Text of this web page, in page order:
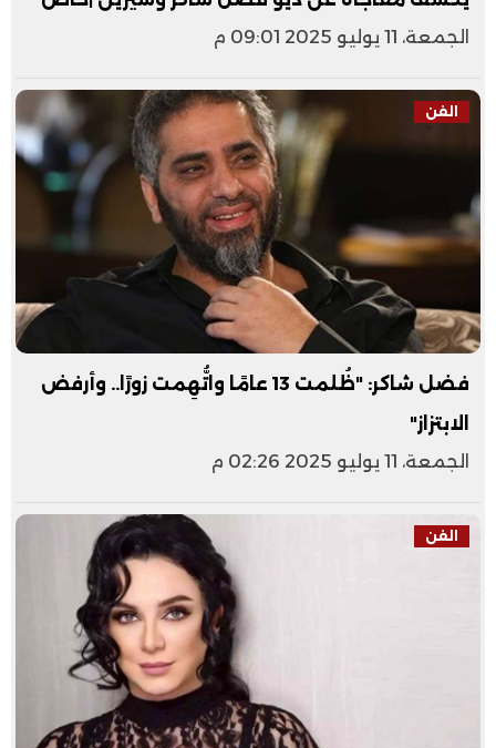
الجمعة، 11 يوليو 2025 09:01 م
الفن
فضل شاكر: "ظُلمت 13 عامًا واتُّهِمت زورًا.. وأرفض
الابتزاز"
الجمعة، 11 يوليو 2025 02:26 م
الفن